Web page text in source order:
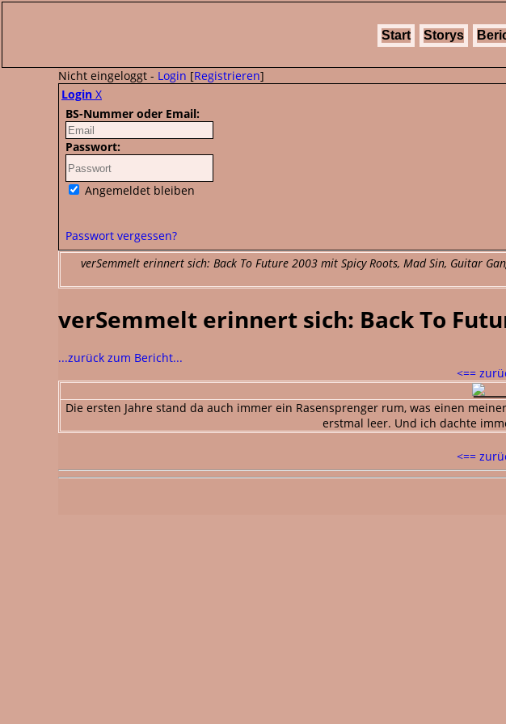
Start Storys
Nicht eingeloggt - Login [Registrieren]
Login X
BS-Nummer oder Email:
Passwort:
Angemeldet bleiben
Passwort vergessen?
verSemmelt erinnert sich: Back To Future 2003 mit Spicy Roots, Mad Sin, Guitar
verSemmelt erinnert sich: Back To
...zurück zum Bericht...
<==
Die ersten Jahre stand da auch immer ein Rasensprenger rum, was einen
erstmal leer. Und ich dachte
<==